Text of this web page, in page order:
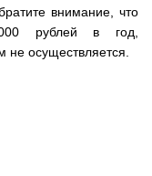
внимание, что
рублей в год,
не осуществляется.